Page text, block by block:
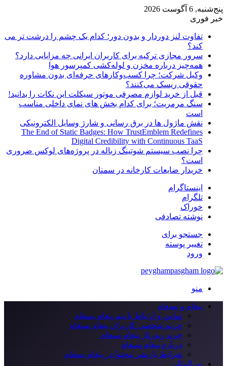
پنج‌شنبه, 6 آگوست 2026
خبر فوری
تفاوت لنز دوردار و بدون دور؛ کدام یک چشم را درشت تر می
کند؟
سرور مجازی ترکیه برای کاربران ایرانی چه مزایایی دارد؟
همه‌چیز درباره مخزن و لوله‌کشی کمپرسور هوا
وکیل شرکت؛ چرا کسب‌وکارهای حرفه‌ای بدون مشاوره
حقوقی ریسک می‌کنند؟
قبل از خرید لوازم مصرفی موتور سیکلت این نکات را بدانید!
سنگ مرمریت؛ برای کدام بخش های نمای داخلی مناسب
است
نقش ماژول ها در برق رسانی و شارژ وسایل الکترونیکی
The End of Static Badges: How TrustEmblem Redefines
Digital Credibility with Continuous TaaS
چرا نصب سیستم شوتینگ زباله در پروژه‌های لوکس ضروری
است؟
خریدار ضایعات کارخانه در سمنان
اینستاگرام
تلگرام
خوراک
نوشته تصادفی
جستجو برای
تغییر پوسته
ورود
منو
پیغام و پسغام
تماس و ارتباط با تیم پیغام پسغام
حریم شخصی کاربران پیغام پسغام
خرید رپورتاژ پیغام پسغام
درباره پیغام پسغام
شرایط بازنشر محتوا در پیغام پسغام
بین‌المللی